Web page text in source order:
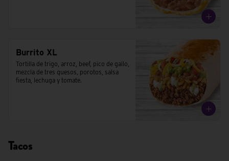
Burrito XL
Tortilla de trigo, arroz, beef, pico de gallo,
mezcla de tres quesos, porotos, salsa
fiesta, lechuga y tomate.
Tacos